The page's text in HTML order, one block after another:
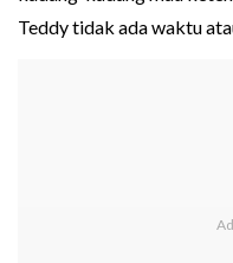
Teddy tidak ada waktu